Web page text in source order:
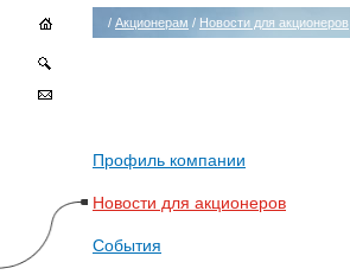
/ Акционерам / Новости для акционеров
Профиль компании
Новости для акционеров
События